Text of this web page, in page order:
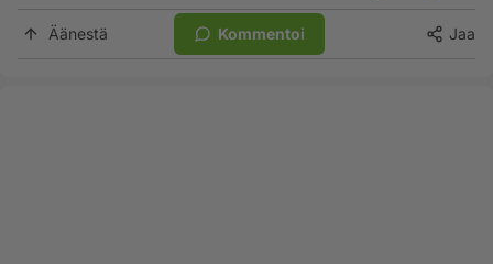
Äänestä Kommentoi Jaa